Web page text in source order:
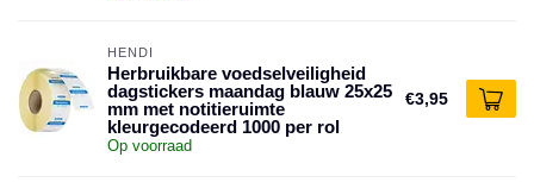
HENDI
Herbruikbare voedselveiligheid
dagstickers maandag blauw 25x25
mm met notitieruimte
kleurgecodeerd 1000 per rol
Op voorraad
€3,95